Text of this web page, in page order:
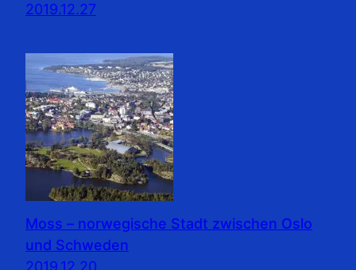
2019.12.27
Moss – norwegische Stadt zwischen Oslo
und Schweden